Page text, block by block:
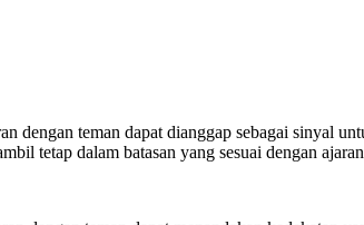
teman dapat dianggap sebagai sinyal
tetap dalam batasan yang sesuai dengan